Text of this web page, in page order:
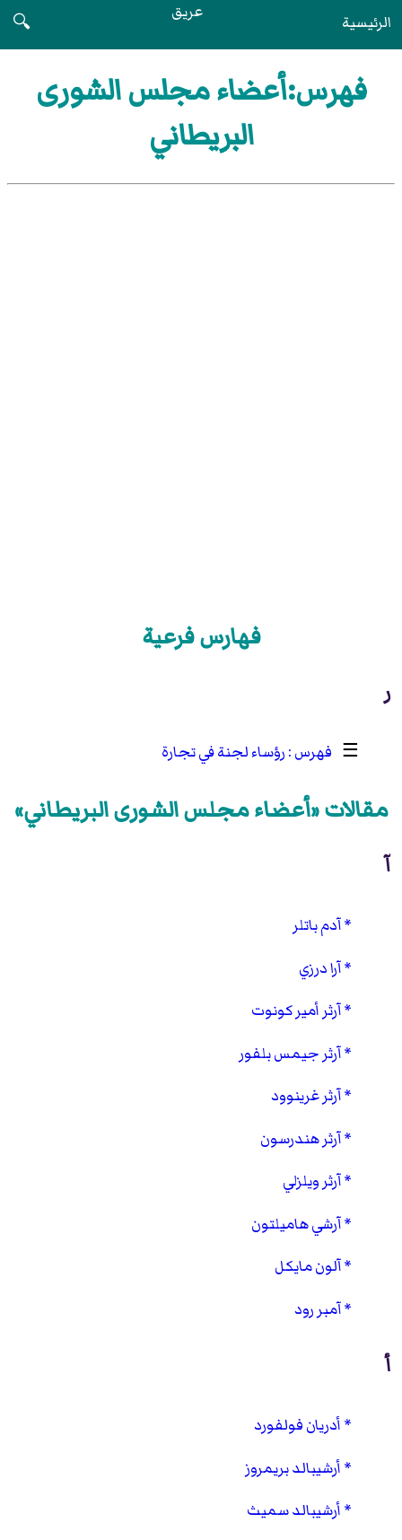
الرئيسية عريق
🔍
فهرس:أعضاء مجلس الشورى
البريطاني
فهارس فرعية
ر
☰ رؤساء لجنة في تجارة
مقالات «أعضاء مجلس الشورى البريطاني»
آ
آدم باتلر
آرا درزي
آرثر أمير كونوت
آرثر جيمس بلفور
آرثر غرينوود
آرثر هندرسون
آرثر ويلزلي
آرشي هاميلتون
آلون مايكل
آمبر رود
أ
أدريان فولفورد
أرشيبالد بريمروز
أرشيبالد سميث